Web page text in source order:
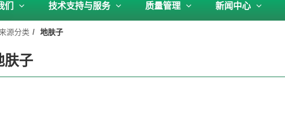
们 技术支持与服务 质量管理 新闻中心
源分类 地肤子
肤子